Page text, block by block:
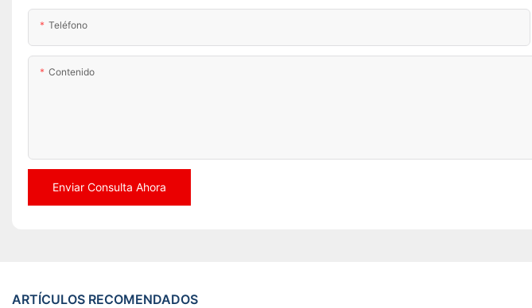
Teléfono
Contenido
Enviar Consulta Ahora
ARTÍCULOS RECOMENDADOS